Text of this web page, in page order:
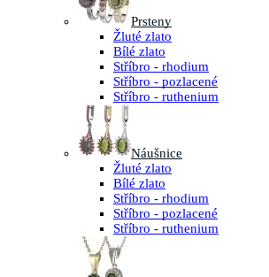
Prsteny
Žluté zlato
Bílé zlato
Stříbro - rhodium
Stříbro - pozlacené
Stříbro - ruthenium
Náušnice
Žluté zlato
Bílé zlato
Stříbro - rhodium
Stříbro - pozlacené
Stříbro - ruthenium